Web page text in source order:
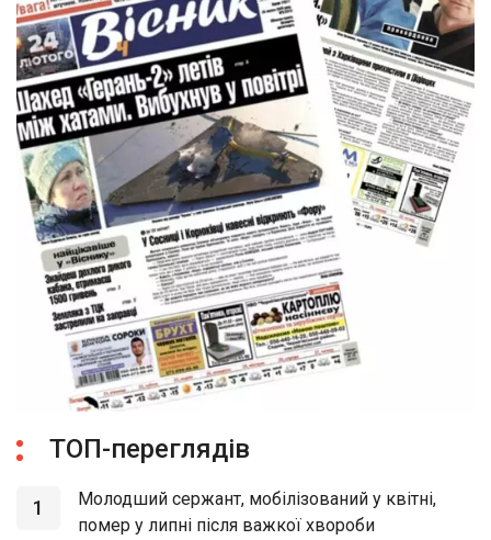
ТОП-переглядів
1
Молодший сержант, мобілізований у квітні,
помер у липні після важкої хвороби